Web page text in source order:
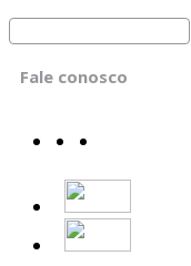
Fale conosco